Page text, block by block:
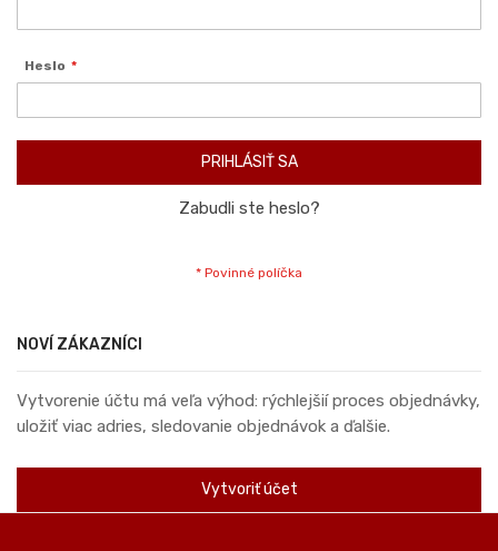
Heslo
PRIHLÁSIŤ SA
Zabudli ste heslo?
NOVÍ ZÁKAZNÍCI
Vytvorenie účtu má veľa výhod: rýchlejšií proces objednávky,
uložiť viac adries, sledovanie objednávok a ďalšie.
Vytvoriť účet